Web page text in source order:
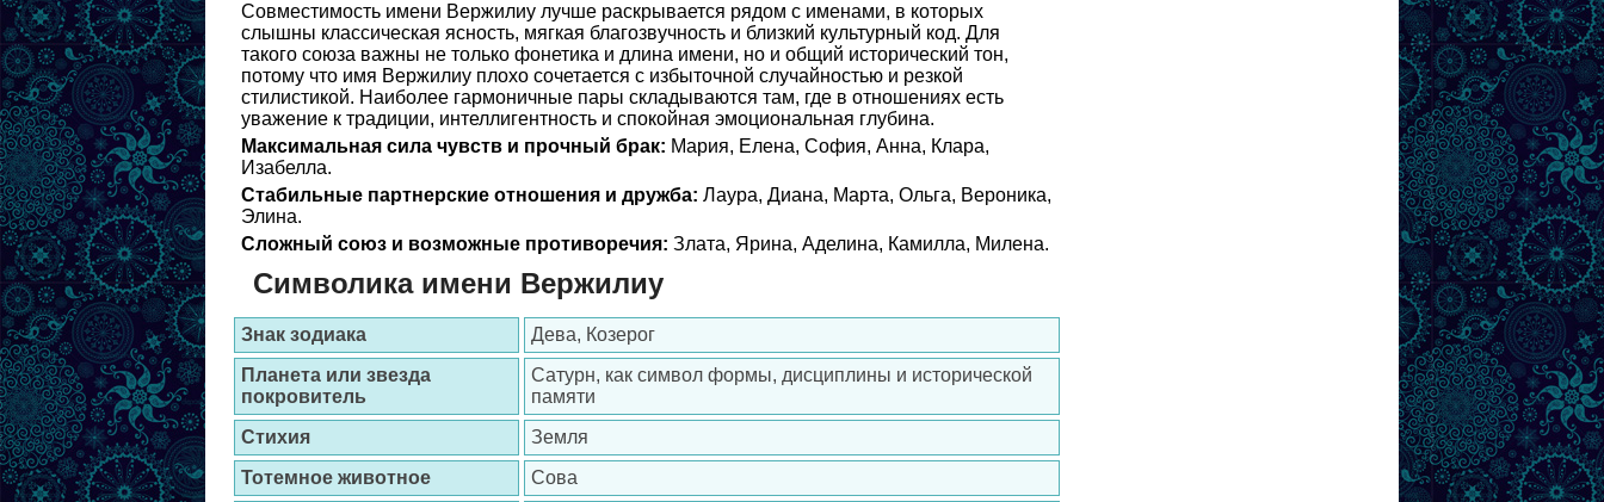
Совместимость имени Вержилиу лучше раскрывается рядом с именами, в которых
слышны классическая ясность, мягкая благозвучность и близкий культурный код. Для
такого союза важны не только фонетика и длина имени, но и общий исторический тон,
потому что имя Вержилиу плохо сочетается с избыточной случайностью и резкой
стилистикой. Наиболее гармоничные пары складываются там, где в отношениях есть
уважение к традиции, интеллигентность и спокойная эмоциональная глубина.
Максимальная сила чувств и прочный брак: Мария, Елена, София, Анна, Клара,
Изабелла.
Стабильные партнерские отношения и дружба: Лаура, Диана, Марта, Ольга, Вероника,
Элина.
Сложный союз и возможные противоречия: Злата, Ярина, Аделина, Камилла, Милена.
Символика имени Вержилиу
Знак зодиака
Дева, Козерог
Планета или звезда
покровитель
Сатурн, как символ формы, дисциплины и исторической
памяти
Стихия
Земля
Тотемное животное
Сова